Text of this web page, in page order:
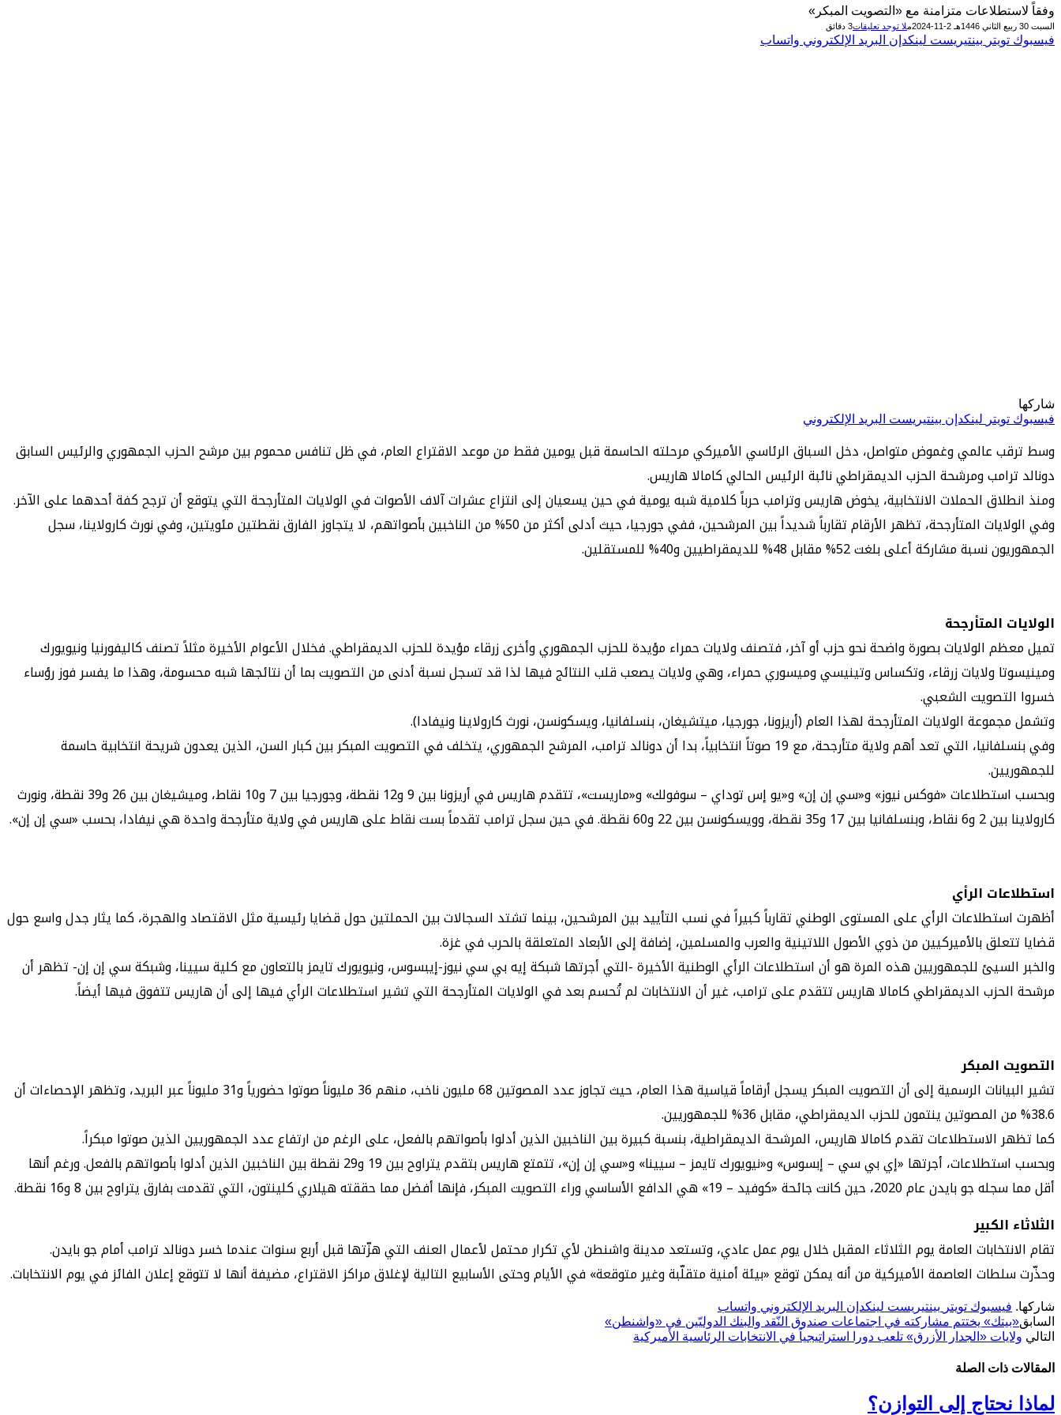
وفقاً لاستطلاعات متزامنة مع «التصويت المبكر»
السبت 30 ربيع الثاني 1446هـ 2-11-2024م لا توجد تعليقات3 دقائق
فيسبوك تويتر بينتيريست لينكدإن البريد الإلكتروني واتساب
شاركها
فيسبوك تويتر لينكدإن بينتيريست البريد الإلكتروني
وسط ترقب عالمي وغموض متواصل، دخل السباق الرئاسي الأميركي مرحلته الحاسمة قبل يومين فقط من موعد الاقتراع العام، في ظل تنافس محموم بين مرشح الحزب الجمهوري والرئيس السابق
دونالد ترامب ومرشحة الحزب الديمقراطي نائبة الرئيس الحالي كامالا هاريس.
ومنذ انطلاق الحملات الانتخابية، يخوض هاريس وترامب حرباً كلامية شبه يومية في حين يسعيان إلى انتزاع عشرات آلاف الأصوات في الولايات المتأرجحة التي يتوقع أن ترجح كفة أحدهما على الآخر.
وفي الولايات المتأرجحة، تظهر الأرقام تقارباً شديداً بين المرشحين، ففي جورجيا، حيث أدلى أكثر من 50% من الناخبين بأصواتهم، لا يتجاوز الفارق نقطتين مئويتين، وفي نورث كارولاينا، سجل
الجمهوريون نسبة مشاركة أعلى بلغت 52% مقابل 48% للديمقراطيين و40% للمستقلين.
الولايات المتأرجحة
تميل معظم الولايات بصورة واضحة نحو حزب أو آخر، فتصنف ولايات حمراء مؤيدة للحزب الجمهوري وأخرى زرقاء مؤيدة للحزب الديمقراطي. فخلال الأعوام الأخيرة مثلاً تصنف كاليفورنيا ونيويورك
ومينيسوتا ولايات زرقاء، وتكساس وتينيسي وميسوري حمراء، وهي ولايات يصعب قلب النتائج فيها لذا قد تسجل نسبة أدنى من التصويت بما أن نتائجها شبه محسومة، وهذا ما يفسر فوز رؤساء
خسروا التصويت الشعبي.
وتشمل مجموعة الولايات المتأرجحة لهذا العام (أريزونا، جورجيا، ميتشيغان، بنسلفانيا، ويسكونسن، نورث كارولاينا ونيفادا).
وفي بنسلفانيا، التي تعد أهم ولاية متأرجحة، مع 19 صوتاً انتخابياً، بدا أن دونالد ترامب، المرشح الجمهوري، يتخلف في التصويت المبكر بين كبار السن، الذين يعدون شريحة انتخابية حاسمة
للجمهوريين.
وبحسب استطلاعات «فوكس نيوز» و«سي إن إن» و«يو إس توداي – سوفولك» و«ماريست»، تتقدم هاريس في أريزونا بين 9 و12 نقطة، وجورجيا بين 7 و10 نقاط، وميشيغان بين 26 و39 نقطة، ونورث
كارولاينا بين 2 و6 نقاط، وبنسلفانيا بين 17 و35 نقطة، وويسكونسن بين 22 و60 نقطة. في حين سجل ترامب تقدماً بست نقاط على هاريس في ولاية متأرجحة واحدة هي نيفادا، بحسب «سي إن إن».
استطلاعات الرأي
أظهرت استطلاعات الرأي على المستوى الوطني تقارباً كبيراً في نسب التأييد بين المرشحين، بينما تشتد السجالات بين الحملتين حول قضايا رئيسية مثل الاقتصاد والهجرة، كما يثار جدل واسع حول
قضايا تتعلق بالأميركيين من ذوي الأصول اللاتينية والعرب والمسلمين، إضافة إلى الأبعاد المتعلقة بالحرب في غزة.
والخبر السيئ للجمهوريين هذه المرة هو أن استطلاعات الرأي الوطنية الأخيرة -التي أجرتها شبكة إيه بي سي نيوز-إيبسوس، ونيويورك تايمز بالتعاون مع كلية سيينا، وشبكة سي إن إن- تظهر أن
مرشحة الحزب الديمقراطي كامالا هاريس تتقدم على ترامب، غير أن الانتخابات لم تُحسم بعد في الولايات المتأرجحة التي تشير استطلاعات الرأي فيها إلى أن هاريس تتفوق فيها أيضاً.
التصويت المبكر
تشير البيانات الرسمية إلى أن التصويت المبكر يسجل أرقاماً قياسية هذا العام، حيث تجاوز عدد المصوتين 68 مليون ناخب، منهم 36 مليوناً صوتوا حضورياً و31 مليوناً عبر البريد، وتظهر الإحصاءات أن
38.6% من المصوتين ينتمون للحزب الديمقراطي، مقابل 36% للجمهوريين.
كما تظهر الاستطلاعات تقدم كامالا هاريس، المرشحة الديمقراطية، بنسبة كبيرة بين الناخبين الذين أدلوا بأصواتهم بالفعل، على الرغم من ارتفاع عدد الجمهوريين الذين صوتوا مبكراً.
وبحسب استطلاعات، أجرتها «إي بي سي – إبسوس» و«نيويورك تايمز – سيينا» و«سي إن إن»، تتمتع هاريس بتقدم يتراوح بين 19 و29 نقطة بين الناخبين الذين أدلوا بأصواتهم بالفعل. ورغم أنها
أقل مما سجله جو بايدن عام 2020، حين كانت جائحة «كوفيد – 19» هي الدافع الأساسي وراء التصويت المبكر، فإنها أفضل مما حققته هيلاري كلينتون، التي تقدمت بفارق يتراوح بين 8 و16 نقطة.
الثلاثاء الكبير
تقام الانتخابات العامة يوم الثلاثاء المقبل خلال يوم عمل عادي، وتستعد مدينة واشنطن لأي تكرار محتمل لأعمال العنف التي هزّتها قبل أربع سنوات عندما خسر دونالد ترامب أمام جو بايدن.
وحذّرت سلطات العاصمة الأميركية من أنه يمكن توقع «بيئة أمنية متقلّبة وغير متوقعة» في الأيام وحتى الأسابيع التالية لإغلاق مراكز الاقتراع، مضيفة أنها لا تتوقع إعلان الفائز في يوم الانتخابات.
شاركها. فيسبوك تويتر بينتيريست لينكدإن البريد الإلكتروني واتساب
السابق«بيتك» يختتم مشاركته في اجتماعات صندوق النّقد والبنك الدوليّين في «واشنطن»
التالي ولايات «الجدار الأزرق» تلعب دورا استراتيجياً في الانتخابات الرئاسية الأميركية
المقالات ذات الصلة
لماذا نحتاج إلى التوازن؟